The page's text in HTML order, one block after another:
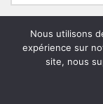
ÉTIQUETTES
adam bomb
Nous utilisons
expérience sur
site, nous